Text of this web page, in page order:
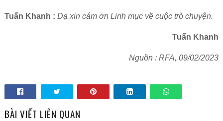
Tuấn Khanh : Dạ xin cám ơn Linh mục về cuộc trò chuyện.
Tuấn Khanh
Nguồn : RFA, 09/02/2023
BÀI VIẾT LIÊN QUAN